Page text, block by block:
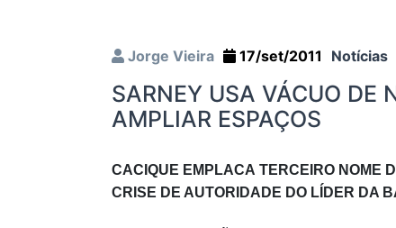
Jorge Vieira 17/set/2011 Notícias
SARNEY USA VÁCUO DE
AMPLIAR ESPAÇOS
CACIQUE EMPLACA TERCEIRO NOME
CRISE DE AUTORIDADE DO LÍDER DA